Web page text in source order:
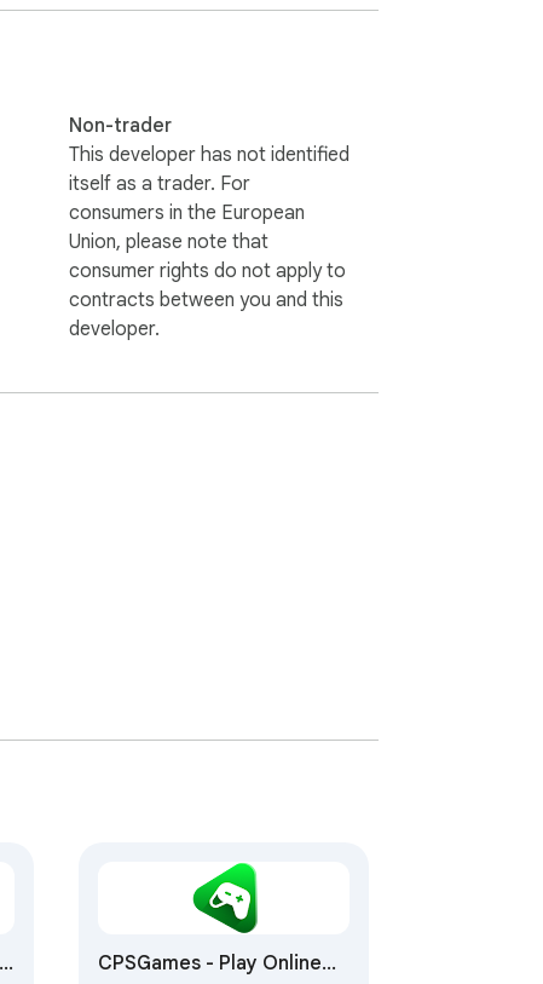
Non-trader
This developer has not identified
itself as a trader. For
consumers in the European
Union, please note that
consumer rights do not apply to
contracts between you and this
developer.
CPSGames - Play Online